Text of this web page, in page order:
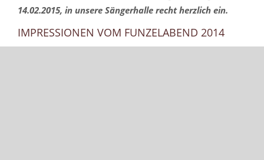
14.02.2015, in unsere Sängerhalle recht herzlich ein.
IMPRESSIONEN VOM FUNZELABEND 2014